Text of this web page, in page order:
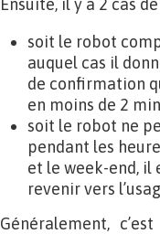
Ensuite, il y a 2 cas
soit le robot
auquel cas il
de confirmation
en moins de 2
soit le robot ne
pendant les
et le week-end, il
revenir vers
Généralement,